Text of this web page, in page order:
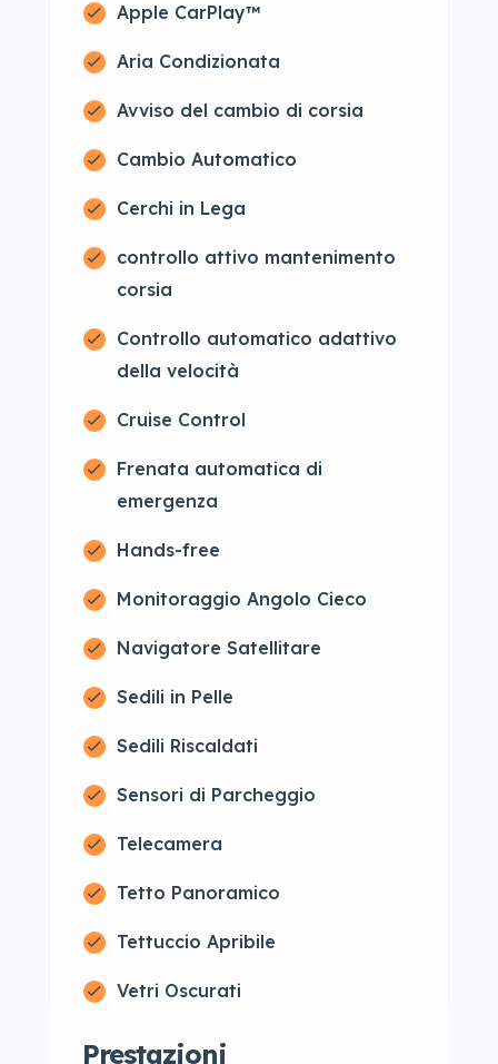
Apple CarPlay™
Aria Condizionata
Avviso del cambio di corsia
Cambio Automatico
Cerchi in Lega
controllo attivo mantenimento
corsia
Controllo automatico adattivo
della velocità
Cruise Control
Frenata automatica di
emergenza
Hands-free
Monitoraggio Angolo Cieco
Navigatore Satellitare
Sedili in Pelle
Sedili Riscaldati
Sensori di Parcheggio
Telecamera
Tetto Panoramico
Tettuccio Apribile
Vetri Oscurati
Prestazioni